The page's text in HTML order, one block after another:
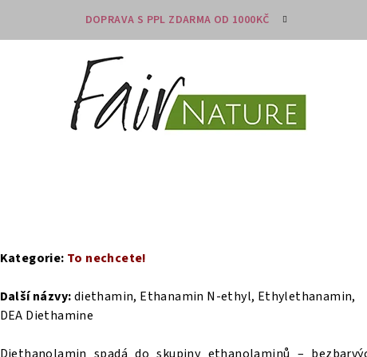
DOPRAVA S PPL ZDARMA OD 1000KČ
Kategorie: To nechcete!
Další názvy:diethamin, Ethanamin N-ethyl, Ethylethanamin,
DEA Diethamine